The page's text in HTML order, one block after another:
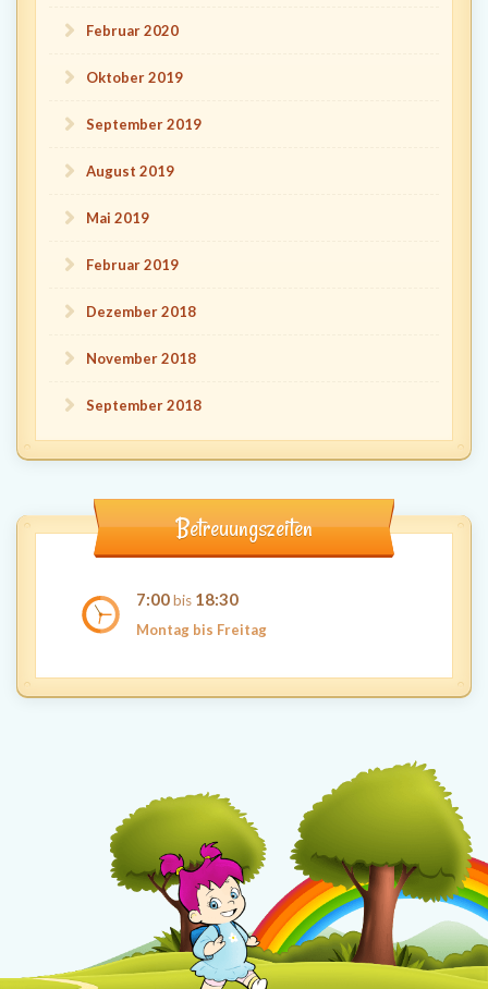
Februar 2020
Oktober 2019
September 2019
August 2019
Mai 2019
Februar 2019
Dezember 2018
November 2018
September 2018
Betreuungszeiten
7:00bis 18:30
Montag bis Freitag